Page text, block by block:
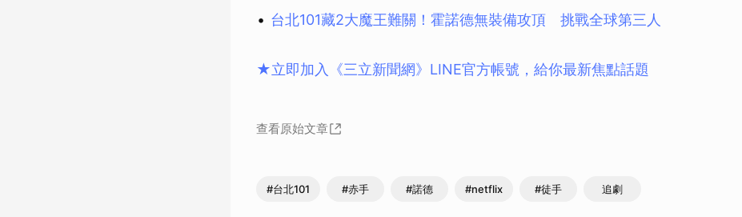
台北101藏2大魔王難關！霍諾德無裝備攻頂 挑戰全球第三人
★立即加入《三立新聞網》LINE官方帳號，給你最新焦點話題
查看原始文章
#台北101 #赤手 #諾德 #netflix #徒手 追劇